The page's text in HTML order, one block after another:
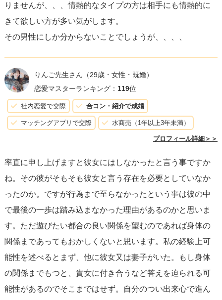
することで、未来に向かって< s >お互いの感情や意向が一
致する関係< /s >を築くことができるでしょう。
りませんが、、、情熱的なタイプの方は相手にも情熱的に
きて欲しい方が多い気がします。
その男性にしか分からないことでしょうが、、、、
りんご先生さん （29歳・女性・既婚）
恋愛マスターランキング： 119位
社内恋愛で交際 合コン・紹介で成婚
マッチングアプリで交際 水商売（1年以上3年未満）
プロフィール詳細＞＞
率直に申し上げますと彼女にはしなかったと言う事ですか
ね。その彼がそもそも彼女と言う存在を必要としていなか
ったのか。ですが行為まで至らなかったという事は彼の中
で最後の一歩は踏み込まなかった理由があるのかと思いま
す。ただ遊びたい都合の良い関係を望むのであれば身体の
関係まであってもおかしくないと思います。私の経験上可
能性を述べるとまず、他に彼女又は妻子がいた。もし身体
の関係までもつと、貴女に付き合うなど答えを迫られる可
能性があるのでそこまではせず。自分のつい出来心で進ん